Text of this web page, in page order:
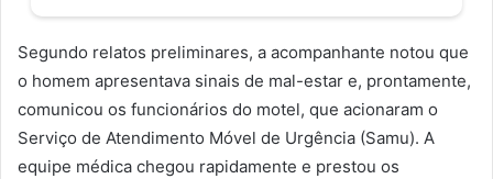
Segundo relatos preliminares, a acompanhante notou que
o homem apresentava sinais de mal-estar e, prontamente,
comunicou os funcionários do motel, que acionaram o
Serviço de Atendimento Móvel de Urgência (Samu). A
equipe médica chegou rapidamente e prestou os